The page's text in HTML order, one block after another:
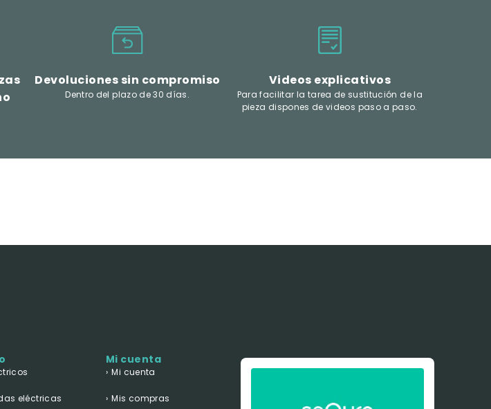
Devoluciones sin compromiso
Dentro del plazo de 30 días.
Videos explicativos
Para facilitar la tarea de sustitución de la
pieza dispones de videos paso a paso.
eléctricas
Mi cuenta
Mi cuenta
Mis compras